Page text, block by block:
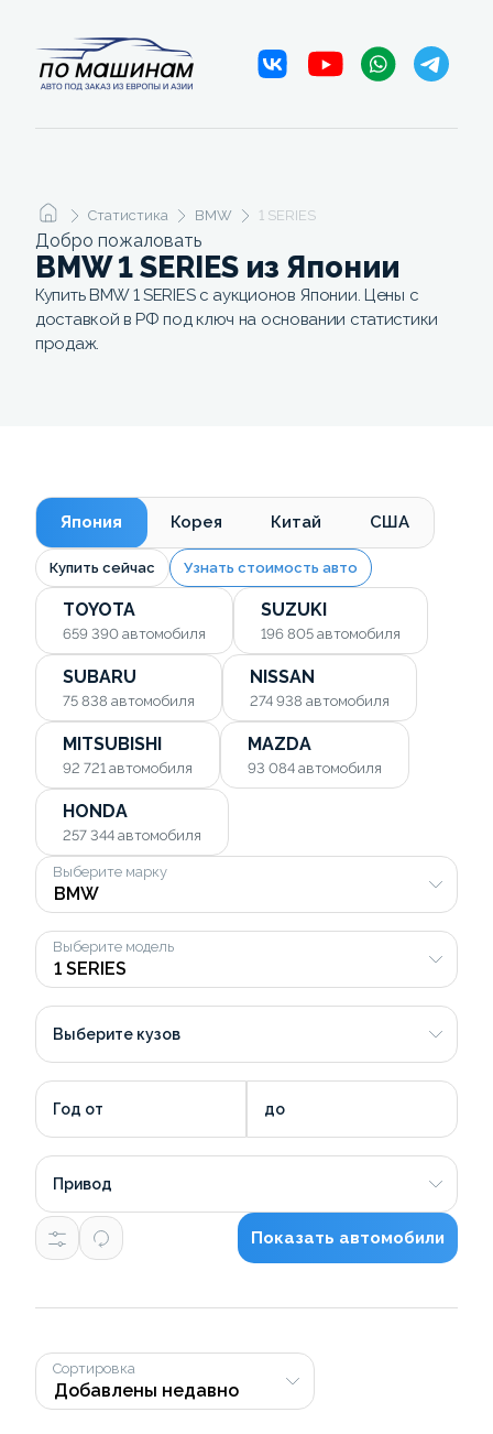
Статистика BMW 1 SERIES
Добро пожаловать
BMW 1 SERIES из Японии
Купить BMW 1 SERIES с аукционов Японии. Цены с
доставкой в РФ под ключ на основании статистики
продаж.
Япония Корея Китай США
Купить сейчас Узнать стоимость авто
TOYOTA
659 390 автомобиля
SUZUKI
196 805 автомобиля
SUBARU
75 838 автомобиля
NISSAN
274 938 автомобиля
MITSUBISHI
92 721 автомобиля
MAZDA
93 084 автомобиля
HONDA
257 344 автомобиля
Выберите марку
Выберите модель
Выберите кузов
Год от до
Привод
Показать автомобили
Сортировка